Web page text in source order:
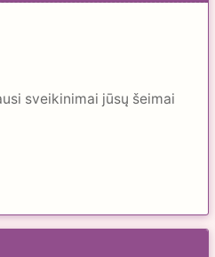
sveikinimai jūsų šeimai